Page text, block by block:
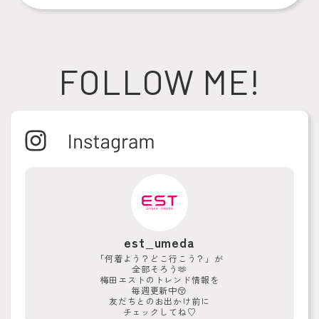
FOLLOW ME!
est_umeda
「何着よう？どこ行こう？」が
全部そろう🫶
梅田エストのトレンド情報を
毎週更新中😚
友だちとのお出かけ前に
チェックしてね♡